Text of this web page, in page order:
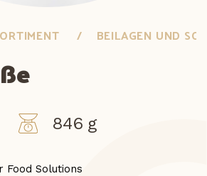
BEILAGEN UND
846 g
Solutions